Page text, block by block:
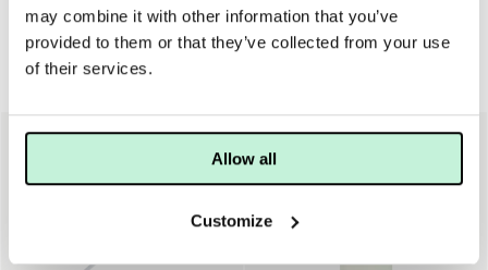
may combine it with other information that you’ve
provided to them or that they’ve collected from your use
of their services.
Allow all
Customize